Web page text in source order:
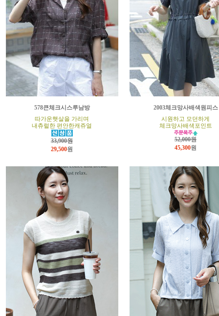
578큰체크시스루남방
따가운햇살을 가리며
내츄럴한 편안한캐쥬얼
33,900원
29,500원
2003체크망사배색원피스
시원하고 모던하게
체크망사배색포인트
52,000원
45,300원